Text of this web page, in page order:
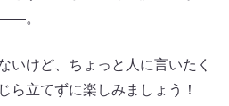
。
いけど、ちょっと人に言いたく
ら立てずに楽しみましょう！